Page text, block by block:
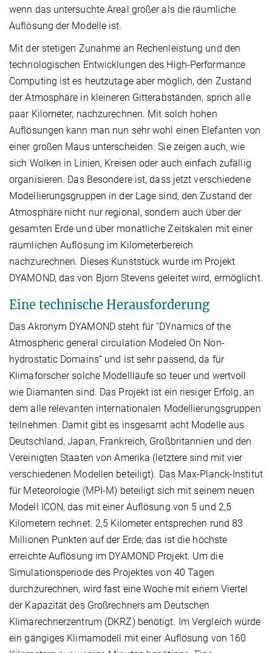
wenn das untersuchte Areal größer als die räumliche
Auflösung der Modelle ist.
Mit der stetigen Zunahme an Rechenleistung und den
technologischen Entwicklungen des High-Performance
Computing ist es heutzutage aber möglich, den Zustand
der Atmosphäre in kleineren Gitterabständen, sprich alle
paar Kilometer, nachzurechnen. Mit solch hohen
Auflösungen kann man nun sehr wohl einen Elefanten von
einer großen Maus unterscheiden. Sie zeigen auch, wie
sich Wolken in Linien, Kreisen oder auch einfach zufällig
organisieren. Das Besondere ist, dass jetzt verschiedene
Modellierungsgruppen in der Lage sind, den Zustand der
Atmosphäre nicht nur regional, sondern auch über der
gesamten Erde und über monatliche Zeitskalen mit einer
räumlichen Auflösung im Kilometerbereich
nachzurechnen. Dieses Kunststück wurde im Projekt
DYAMOND, das von Bjorn Stevens geleitet wird, ermöglicht.
Eine technische Herausforderung
Das Akronym DYAMOND steht für “DYnamics of the
Atmospheric general circulation Modeled On Non-
hydrostatic Domains” und ist sehr passend, da für
Klimaforscher solche Modellläufe so teuer und wertvoll
wie Diamanten sind. Das Projekt ist ein riesiger Erfolg, an
dem alle relevanten internationalen Modellierungsgruppen
teilnehmen. Damit gibt es insgesamt acht Modelle aus
Deutschland, Japan, Frankreich, Großbritannien und den
Vereinigten Staaten von Amerika (letztere sind mit vier
verschiedenen Modellen beteiligt). Das Max-Planck-Institut
für Meteorologie (MPI-M) beteiligt sich mit seinem neuen
Modell ICON, das mit einer Auflösung von 5 und 2,5
Kilometern rechnet. 2,5 Kilometer entsprechen rund 83
Millionen Punkten auf der Erde; das ist die höchste
erreichte Auflösung im DYAMOND Projekt. Um die
Simulationsperiode des Projektes von 40 Tagen
durchzurechnen, wird fast eine Woche mit einem Viertel
der Kapazität des Großrechners am Deutschen
Klimarechnerzentrum (DKRZ) benötigt. Im Vergleich würde
ein gängiges Klimamodell mit einer Auflösung von 160